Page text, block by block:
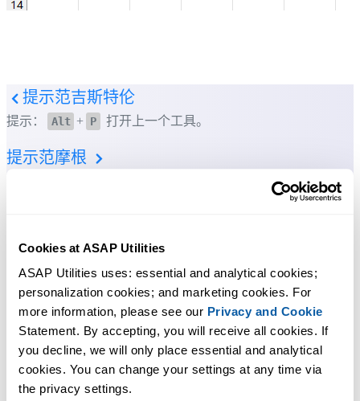
Cookies at ASAP Utilities
ASAP Utilities uses: essential and analytical cookies;
personalization cookies; and marketing cookies. For
more information, please see our Privacy and Cookie
Statement. By accepting, you will receive all cookies. If
you decline, we will only place essential and analytical
cookies. You can change your settings at any time via
the privacy settings.
提示： Alt + P 打开上一个工具。